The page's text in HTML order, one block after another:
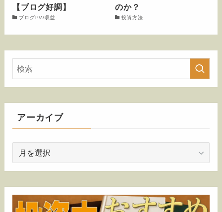
【ブログ好調】
ブログPV/収益
のか？
投資方法
アーカイブ
カ
イ
ブ